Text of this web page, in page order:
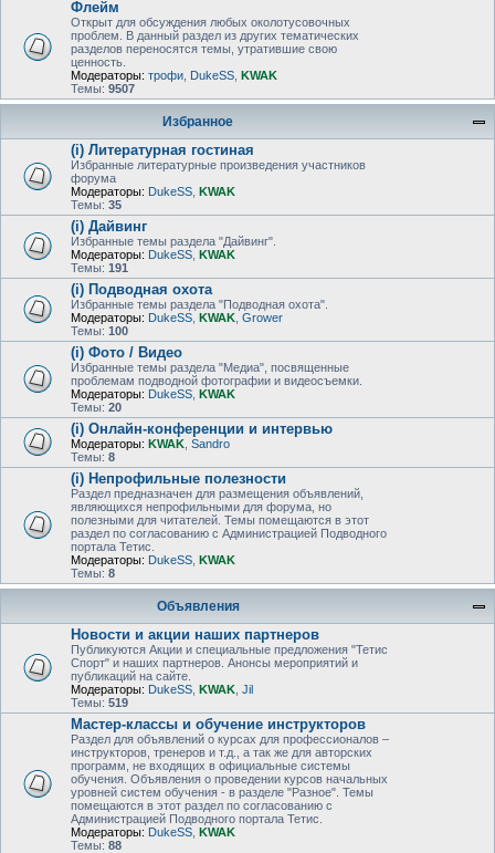
Флейм
Открыт для обсуждения любых околотусовочных
проблем. В данный раздел из других тематических
разделов переносятся темы, утратившие свою
ценность.
Модераторы: трофи DukeSS KWAK
Темы: 9507
Избранное
(i) Литературная гостиная
Избранные литературные произведения участников
форума
Модераторы: DukeSS KWAK
Темы: 35
(i) Дайвинг
Избранные темы раздела "Дайвинг".
Модераторы: DukeSS KWAK
Темы: 191
(i) Подводная охота
Избранные темы раздела "Подводная охота".
Модераторы: DukeSS KWAK Grower
Темы: 100
(i) Фото / Видео
Избранные темы раздела "Медиа", посвященные
проблемам подводной фотографии и видеосъемки.
Модераторы: DukeSS KWAK
Темы: 20
(i) Онлайн-конференции и интервью
Модераторы: KWAK Sandro
Темы: 8
(i) Непрофильные полезности
Раздел предназначен для размещения объявлений,
являющихся непрофильными для форума, но
полезными для читателей. Темы помещаются в этот
раздел по согласованию с Администрацией Подводного
портала Тетис.
Модераторы: DukeSS KWAK
Темы: 8
Объявления
Новости и акции наших партнеров
Публикуются Акции и специальные предложения "Тетис
Спорт" и наших партнеров. Анонсы мероприятий и
публикаций на сайте.
Модераторы: DukeSS KWAK Jil
Темы: 519
Мастер-классы и обучение инструкторов
Раздел для объявлений о курсах для профессионалов –
инструкторов, тренеров и т.д., а так же для авторских
программ, не входящих в официальные системы
обучения. Объявления о проведении курсов начальных
уровней систем обучения - в разделе "Разное". Темы
помещаются в этот раздел по согласованию с
Администрацией Подводного портала Тетис.
Модераторы: DukeSS KWAK
Темы: 88